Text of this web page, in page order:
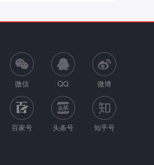
微信 QQ 微博
百家号 头条号 知乎号